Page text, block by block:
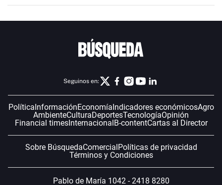
Seguinos en:
PolíticaInformaciónEconomíaIndicadores económicosAgro
AmbienteCulturaDeportesTecnologíaOpinión
Financial timesInternacionalB-contentCartas al Director
Sobre BúsquedaComercialPolíticas de privacidad
Términos y Condiciones
Pablo de María 1042 - 2418 8280